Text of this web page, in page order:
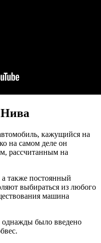
кажущийся на
на самом деле он
рассчитанным на
а также постоянный
выбираться из любого
машина
однажды было введено